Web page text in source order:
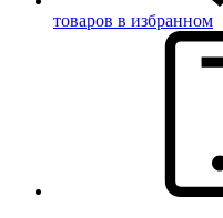
товаров в избранном